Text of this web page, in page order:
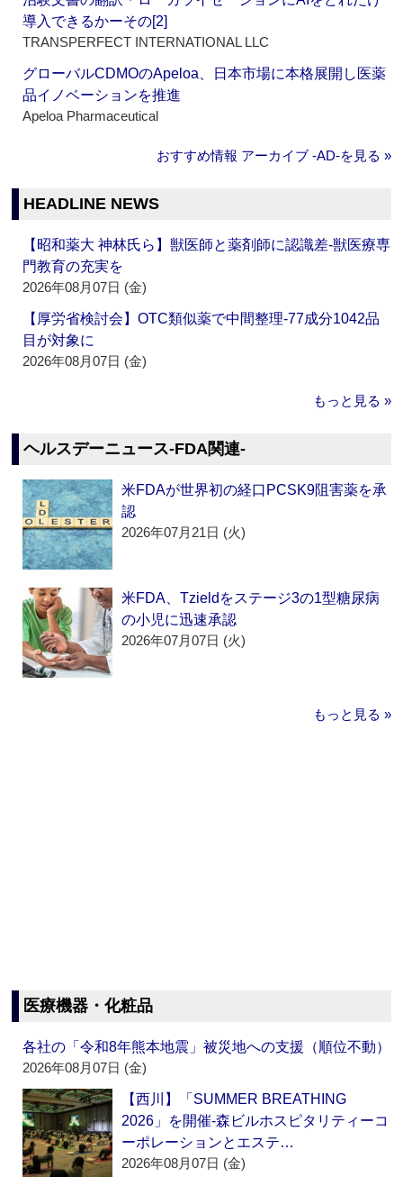
導入できるかーその[2]
TRANSPERFECT INTERNATIONAL LLC
グローバルCDMOのApeloa、日本市場に本格展開し医薬
品イノベーションを推進
Apeloa Pharmaceutical
おすすめ情報 アーカイブ ‐AD‐を見る »
HEADLINE NEWS
【昭和薬大 神林氏ら】獣医師と薬剤師に認識差‐獣医療専
門教育の充実を
2026年08月07日 (金)
【厚労省検討会】OTC類似薬で中間整理‐77成分1042品
目が対象に
2026年08月07日 (金)
もっと見る »
ヘルスデーニュース‐FDA関連‐
米FDAが世界初の経口PCSK9阻害薬を承
認
2026年07月21日 (火)
米FDA、Tzieldをステージ3の1型糖尿病
の小児に迅速承認
2026年07月07日 (火)
もっと見る »
医療機器・化粧品
各社の「令和8年熊本地震」被災地への支援（順位不動）
2026年08月07日 (金)
【西川】「SUMMER BREATHING
2026」を開催‐森ビルホスピタリティーコ
ーポレーションとエステ…
2026年08月07日 (金)